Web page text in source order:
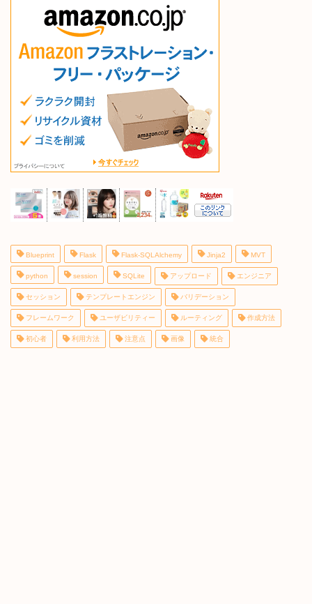
Blueprint Flask Flask-SQLAlchemy Jinja2 MVT
python session SQLite アップロード エンジニア
セッション テンプレートエンジン バリデーション
フレームワーク ユーザビリティー ルーティング 作成方法
初心者 利用方法 注意点 画像 統合